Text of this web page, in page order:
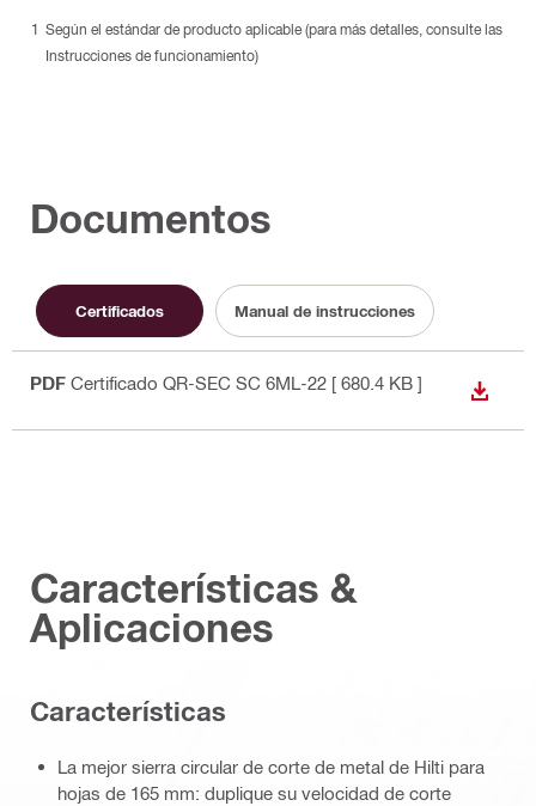
Según el estándar de producto aplicable (para más detalles, consulte las
Instrucciones de funcionamiento)
Documentos
Certificados Manual de instrucciones
PDF Certificado QR-SEC SC 6ML-22 [ 680.4 KB ]
Características &
Aplicaciones
Características
La mejor sierra circular de corte de metal de Hilti para
hojas de 165 mm: duplique su velocidad de corte